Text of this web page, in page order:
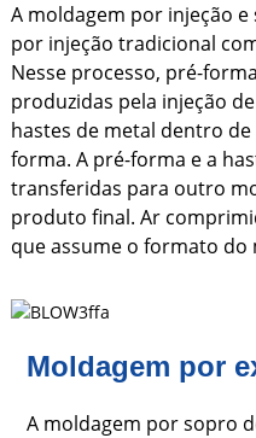
A moldagem por injeção
por injeção tradicional
Nesse processo, pré-
produzidas pela injeção
hastes de metal dentro
forma. A pré-forma e a
transferidas para outro
produto final. Ar
que assume o formato do
Moldagem por
A moldagem por sopro